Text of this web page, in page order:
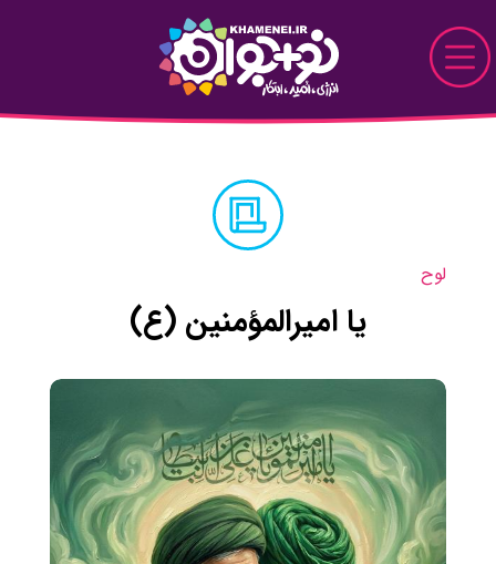
Skip to Main Content
خواندنی
تماشایی
شنیدنی
لوح
یا امیرالمؤمنین (ع)